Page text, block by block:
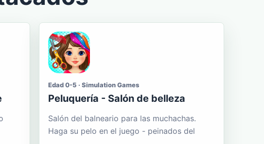
Edad 0-5 · Simulation Games
Peluquería - Salón de belleza
Salón del balneario para las muchachas.
Haga su pelo en el juego - peinados del